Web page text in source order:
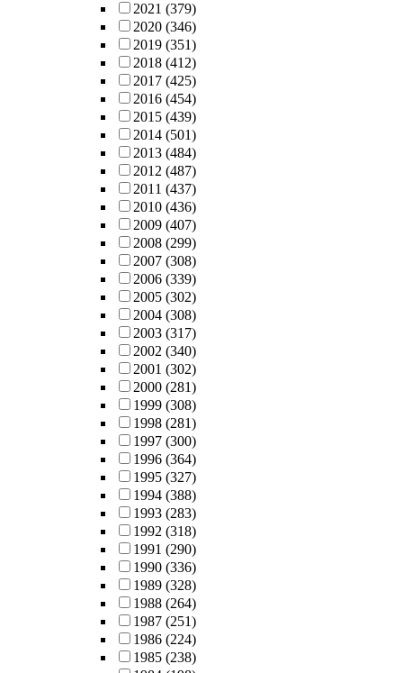
2021 (379)
2020 (346)
2019 (351)
2018 (412)
2017 (425)
2016 (454)
2015 (439)
2014 (501)
2013 (484)
2012 (487)
2011 (437)
2010 (436)
2009 (407)
2008 (299)
2007 (308)
2006 (339)
2005 (302)
2004 (308)
2003 (317)
2002 (340)
2001 (302)
2000 (281)
1999 (308)
1998 (281)
1997 (300)
1996 (364)
1995 (327)
1994 (388)
1993 (283)
1992 (318)
1991 (290)
1990 (336)
1989 (328)
1988 (264)
1987 (251)
1986 (224)
1985 (238)